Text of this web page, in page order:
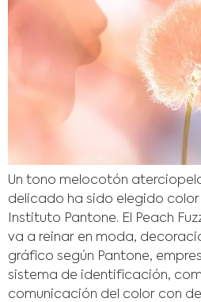
Un tono melocotón
delicado ha sido elegido color
Instituto Pantone. El Peach
va a reinar en moda,
gráfico según Pantone,
sistema de identificación,
comunicación del color con